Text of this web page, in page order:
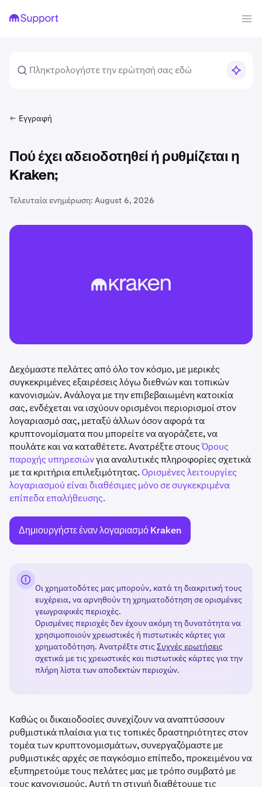
Εγγραφή
Πού έχει αδειοδοτηθεί ή ρυθμίζεται η
Kraken;
Τελευταία ενημέρωση: August 6, 2026
Δεχόμαστε πελάτες από όλο τον κόσμο, με μερικές
συγκεκριμένες εξαιρέσεις λόγω διεθνών και τοπικών
κανονισμών. Ανάλογα με την επιβεβαιωμένη κατοικία
σας, ενδέχεται να ισχύουν ορισμένοι περιορισμοί στον
λογαριασμό σας, μεταξύ άλλων όσον αφορά τα
κρυπτονομίσματα που μπορείτε να αγοράζετε, να
πουλάτε και να καταθέτετε. Ανατρέξτε στουςΌρους
παροχής υπηρεσιώνγια αναλυτικές πληροφορίες σχετικά
με τα κριτήρια επιλεξιμότητας. Ορισμένες λειτουργίες
λογαριασμού είναι διαθέσιμες μόνο σε συγκεκριμένα
επίπεδα επαλήθευσης.
Δημιουργήστε έναν λογαριασμό Kraken
Οι χρηματοδότες μας μπορούν, κατά τη διακριτική τους
ευχέρεια, να αρνηθούν τη χρηματοδότηση σε ορισμένες
γεωγραφικές περιοχές.
Ορισμένες περιοχές δεν έχουν ακόμη τη δυνατότητα να
χρησιμοποιούν χρεωστικές ή πιστωτικές κάρτες για
χρηματοδότηση. Ανατρέξτε στις Συχνές ερωτήσεις
σχετικά με τις χρεωστικές και πιστωτικές κάρτες για την
πλήρη λίστα των αποδεκτών περιοχών.
Καθώς οι δικαιοδοσίες συνεχίζουν να αναπτύσσουν
ρυθμιστικά πλαίσια για τις τοπικές δραστηριότητες στον
τομέα των κρυπτονομισμάτων, συνεργαζόμαστε με
ρυθμιστικές αρχές σε παγκόσμιο επίπεδο, προκειμένου να
εξυπηρετούμε τους πελάτες μας με τρόπο συμβατό με
τους κανονισμούς. Αυτή τη στιγμή διαθέτουμε τις